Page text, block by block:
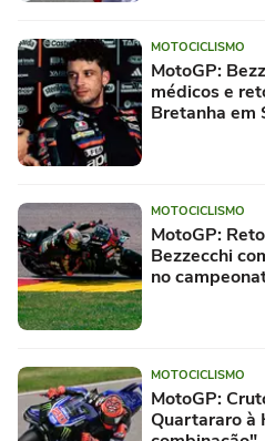
MOTOCICLISMO
MotoGP:
médicos e
Bretanha em
MOTOCICLISMO
MotoGP:
Bezzecchi
no
MOTOCICLISMO
MotoGP:
Quartararo à